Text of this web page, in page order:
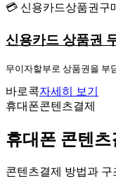
💳 신용카드상품권구
신용카드 상품권
무이자할부로 상품권을 부
바로콕자세히 보기
휴대폰콘텐츠결제
휴대폰 콘텐츠
콘텐츠결제 방법과